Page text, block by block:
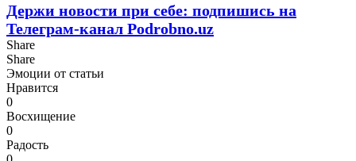
Держи новости при себе: подпишись на
Телеграм-канал Podrobno.uz
Share
Share
Эмоции от статьи
Нравится
0
Восхищение
0
Радость